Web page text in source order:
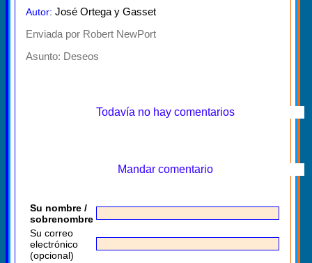
Autor: José Ortega y Gasset
Enviada por Robert NewPort
Asunto: Deseos
Todavía no hay comentarios
Mandar comentario
Su nombre /
sobrenombre
Su correo
electrónico
(opcional)